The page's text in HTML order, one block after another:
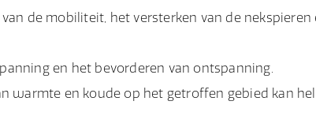
de mobiliteit, het versterken van de nekspieren
en het bevorderen van ontspanning.
warmte en koude op het getroffen gebied kan